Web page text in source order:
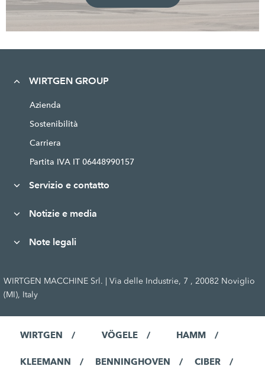
WIRTGEN GROUP
Azienda
Sostenibilità
Carriera
Partita IVA IT 06448990157
Servizio e contatto
Notizie e media
Note legali
WIRTGEN MACCHINE Srl. | Via delle Industrie, 7 , 20082 Noviglio
(MI), Italy
WIRTGEN VÖGELE HAMM
KLEEMANN BENNINGHOVEN CIBER